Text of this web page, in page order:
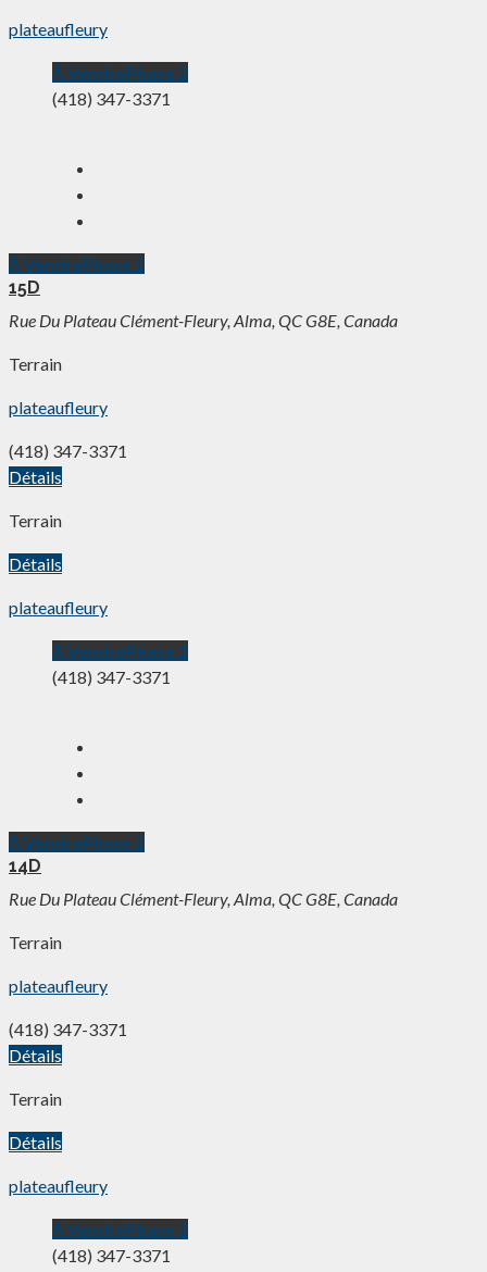
plateaufleury
À VendrePhase 2
(418) 347-3371
À VendrePhase 2
15D
Rue Du Plateau Clément-Fleury, Alma, QC G8E, Canada
Terrain
plateaufleury
(418) 347-3371
Détails
Terrain
Détails
plateaufleury
À VendrePhase 2
(418) 347-3371
À VendrePhase 2
14D
Rue Du Plateau Clément-Fleury, Alma, QC G8E, Canada
Terrain
plateaufleury
(418) 347-3371
Détails
Terrain
Détails
plateaufleury
À VendrePhase 2
(418) 347-3371